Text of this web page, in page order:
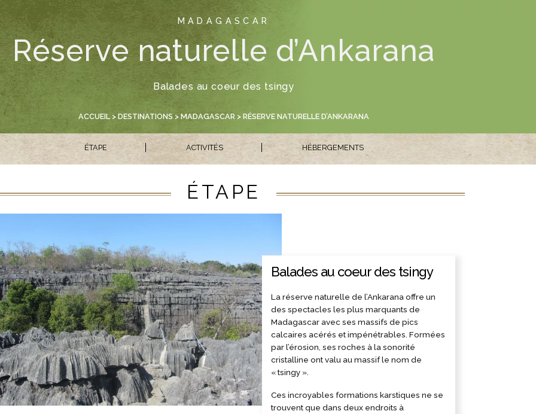
MADAGASCAR
Réserve naturelle d’Ankarana
Balades au coeur des tsingy
ACCUEIL > DESTINATIONS > MADAGASCAR > RÉSERVE NATURELLE D’ANKARANA
ÉTAPE ACTIVITÉS HÉBERGEMENTS
ÉTAPE
Balades au coeur des tsingy
La réserve naturelle de l’Ankarana offre un
des spectacles les plus marquants de
Madagascar avec ses massifs de pics
calcaires acérés et impénétrables. Formées
par l’érosion, ses roches à la sonorité
cristalline ont valu au massif le nom de
« tsingy ».
Ces incroyables formations karstiques ne se
trouvent que dans deux endroits à